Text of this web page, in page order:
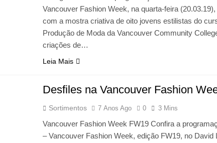
Vancouver Fashion Week, na quarta-feira
com a mostra criativa de oito jovens estilistas do
Produção de Moda da Vancouver Community
criações de…
Leia Mais
Desfiles na Vancouver Fashion
Sortimentos 7 Anos Ago 0 3 Mins
Vancouver Fashion Week FW19 Confira a
– Vancouver Fashion Week, edição FW19, no David